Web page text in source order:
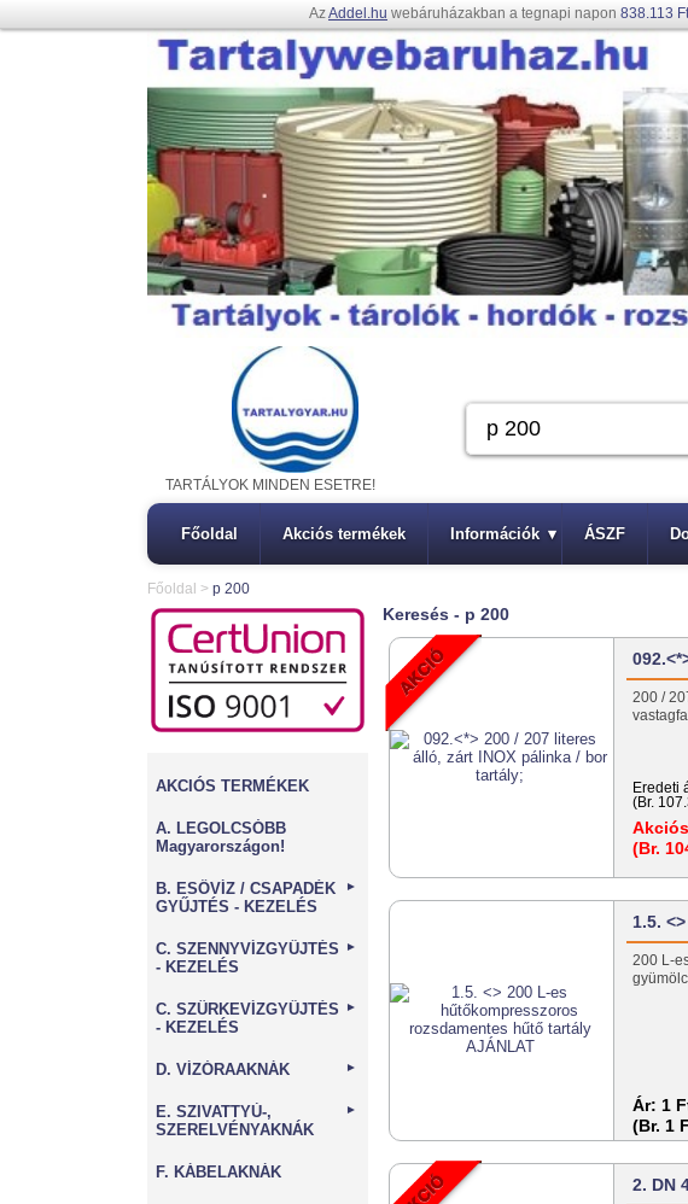
AzAddel.hu webáruházakban a tegnapi napon 838.113 Ft
TARTÁLYOK MINDEN ESETRE!
Főoldal Akciós termékek Információk ▾ ÁSZF
Főoldal > p 200
AKCIÓS TERMÉKEK
A. LEGOLCSÓBB
Magyarországon!
B. ESŐVÍZ / CSAPADÉK
GYŰJTÉS - KEZELÉS
►
C. SZENNYVÍZGYŰJTÉS
- KEZELÉS
►
C. SZÜRKEVÍZGYŰJTÉS
- KEZELÉS
►
D. VÍZÓRAAKNÁK ►
E. SZIVATTYÚ-,
SZERELVÉNYAKNÁK
►
F. KÁBELAKNÁK
Keresés - p 200
200 /
Eredeti
(Br.
(Br.
1.5.
200 L-
Ár: 1
(Br. 1
2. DN